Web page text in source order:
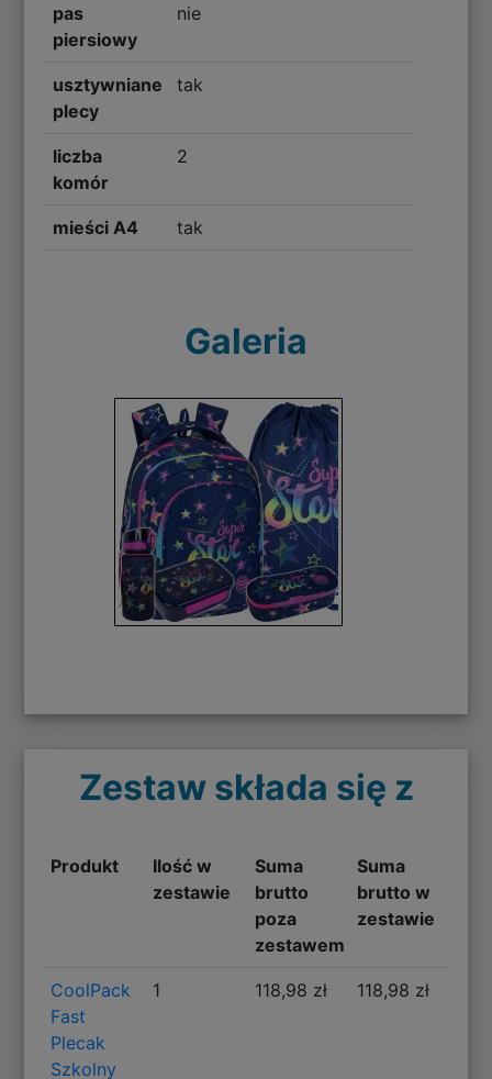
pas
piersiowy
nie
usztywniane
plecy
tak
liczba
komór
2
mieści A4 tak
Galeria
Zestaw składa się z
Produkt
Ilość w
zestawie
Suma
brutto
poza
zestawem
Suma
brutto w
zestawie
CoolPack
Fast
Plecak
Szkolny
1 118,98 zł 118,98 zł